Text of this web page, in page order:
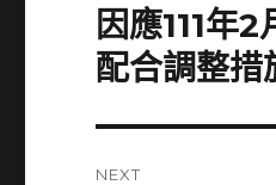
navigation
Previous
post:
因應111年
配合調整措
NEXT